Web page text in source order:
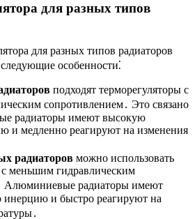
для разных типов
для разных типов радиаторов
особенности⁚
подходят терморегуляторы с
сопротивлением․ Это связано
радиаторы имеют высокую
и медленно реагируют на изменения
радиаторов можно использовать
с меньшим гидравлическим
Алюминиевые радиаторы имеют
и быстро реагируют на